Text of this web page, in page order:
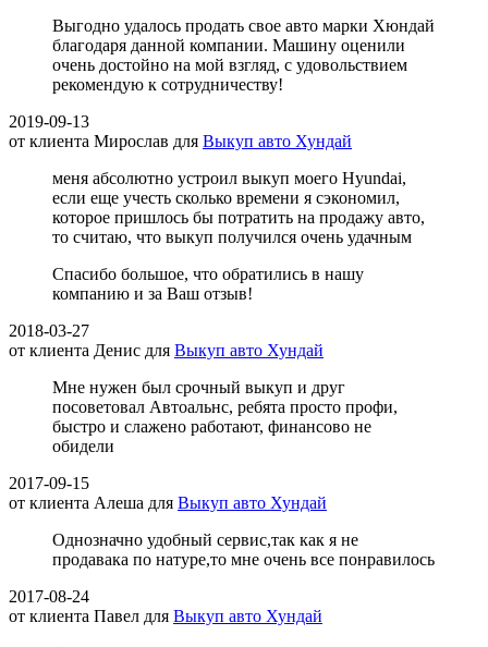
Выгодно удалось продать свое авто марки Хюндай
благодаря данной компании. Машину оценили
очень достойно на мой взгляд, с удовольствием
рекомендую к сотрудничеству!
2019-09-13
от клиента Мирослав для Выкуп авто Хундай
меня абсолютно устроил выкуп моего Hyundai,
если еще учесть сколько времени я сэкономил,
которое пришлось бы потратить на продажу авто,
то считаю, что выкуп получился очень удачным
Спасибо большое, что обратились в нашу
компанию и за Ваш отзыв!
2018-03-27
от клиента Денис для Выкуп авто Хундай
Мне нужен был срочный выкуп и друг
посоветовал Автоальнс, ребята просто профи,
быстро и слажено работают, финансово не
обидели
2017-09-15
от клиента Алеша для Выкуп авто Хундай
Однозначно удобный сервис,так как я не
продавака по натуре,то мне очень все понравилось
2017-08-24
от клиента Павел для Выкуп авто Хундай